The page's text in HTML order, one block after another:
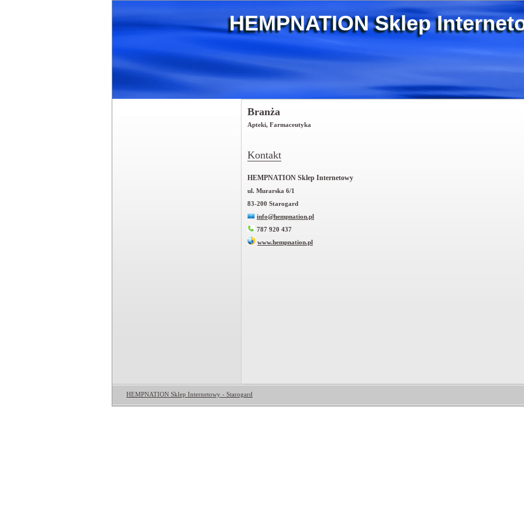
HEMPNATION Sklep
Branża
Apteki, Farmaceutyka
Kontakt
HEMPNATION Sklep Internetowy
ul. Murarska 6/1
83-200 Starogard
info@hempnation.pl
787 920 437
www.hempnation.pl
HEMPNATION Sklep Internetowy - Starogard